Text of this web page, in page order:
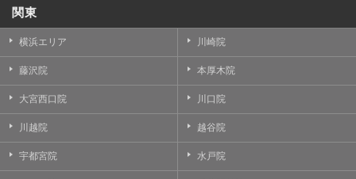
関東
横浜エリア 川崎院
藤沢院 本厚木院
大宮西口院 川口院
川越院 越谷院
宇都宮院 水戸院